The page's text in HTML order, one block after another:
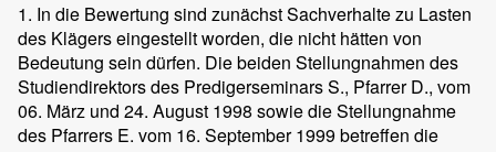
1. In die Bewertung sind zunächst Sachverhalte zu Lasten
des Klägers eingestellt worden, die nicht hätten von
Bedeutung sein dürfen. Die beiden Stellungnahmen des
Studiendirektors des Predigerseminars S., Pfarrer D., vom
06. März und 24. August 1998 sowie die Stellungnahme
des Pfarrers E. vom 16. September 1999 betreffen die